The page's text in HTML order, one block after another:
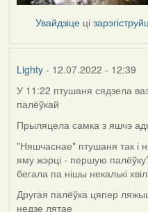
Увайдзіце ці
Lighty- 12.07.2022 - 12:39
У 11:22 птушаня сядзела
палёўкай
Прыляцела самка з яшчэ
"Няшчаснае" птушаня так і
яму жэрці - першую
бегала па нішы некалькі
Другая палёўка цяпер
недзе лятае